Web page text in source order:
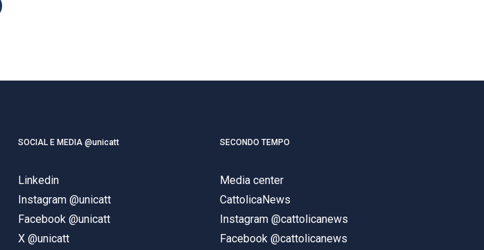
SOCIAL E MEDIA @unicatt
Linkedin
Instagram @unicatt
Facebook @unicatt
X @unicatt
SECONDO TEMPO
Media center
CattolicaNews
Instagram @cattolicanews
Facebook @cattolicanews